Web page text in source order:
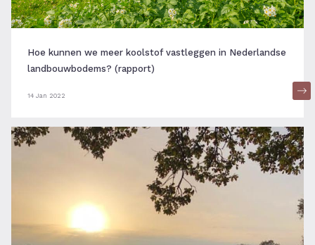
Hoe kunnen we meer koolstof vastleggen in Nederlandse
landbouwbodems? (rapport)
14 Jan 2022